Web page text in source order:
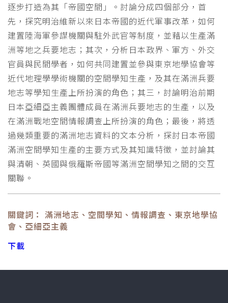
逐步打造為其「帝國空間」。討論分成四個部分，首
先，探究明治維新以來日本帝國的近代軍事改革，如何
建置陸海軍參謀機關與駐外武官等制度，並藉以生產滿
洲等地之兵要地志；其次，分析日本政界、軍方、外交
官員與民間學者，如何共同建置並參與東京地學協會等
近代地理學學術機關的空間學知生產，及其在滿洲兵要
地志等學知生產上所扮演的角色；其三，討論明治前期
日本亞細亞主義團體成員在滿洲兵要地志的生產，以及
在滿洲戰地空間情報調查上所扮演的角色；最後，將透
過幾類重要的滿洲地志資料的文本分析，探討日本帝國
滿洲空間學知生產的主要方式及其知識特徵，並討論其
與清朝、英國與俄羅斯帝國等滿洲空間學知之間的交互
關聯。
關鍵詞： 滿洲地志、空間學知、情報調查、東京地學協
會、亞細亞主義
下載